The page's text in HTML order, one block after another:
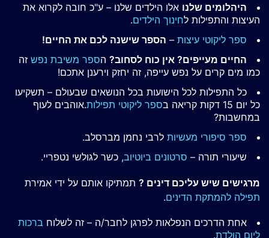
היהלומים שלנו אלו הילדים שלנו – ע"כ חובה לקרוא את
העיצות והתפילות לחינוך הילדים.
ספר ליקוטי עיצות – הספר שישנה לכם את החיים!
החיים מעייפים? אין כוח לסחוב? הספר משיבת נפש זה
כמו מים קרים על נפש עייפה, זה יחזק וירענן אתכם!
כל התפילות לכל הישועות בכל הנושאים שבעולם – תשקיעו
כל יום 15 דקות קריאה ב
ספר ליקוטי תפילות.אוהבים לעוף
במחשבות?
ספר סיפורי מעשיות לרבי נחמן מברסלב.
שיעורי תורה – סרטונים ביוטיוב, כשר לגולשי נטפריי.
מרגישים שיש עליכם דינים ? תמתיקו אותם על ידי אמירת
תפילה להמתקת הדינים.
אחת הדרכים הנפלאות לפרגן לחבר/ה – זה לשלוח ברכות
ליום הולדת.